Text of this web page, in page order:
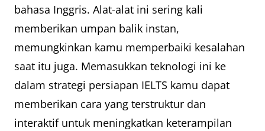
bahasa Inggris. Alat-alat ini sering kali
memberikan umpan balik instan,
memungkinkan kamu memperbaiki kesalahan
saat itu juga. Memasukkan teknologi ini ke
dalam strategi persiapan IELTS kamu dapat
memberikan cara yang terstruktur dan
interaktif untuk meningkatkan keterampilan